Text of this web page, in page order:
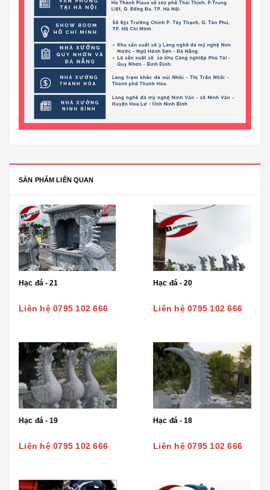
SẢN PHẨM LIÊN QUAN
Hạc đá - 21
Liên hệ 0795 102 666
Hạc đá - 20
Liên hệ 0795 102 666
Hạc đá - 19
Liên hệ 0795 102 666
Hạc đá - 18
Liên hệ 0795 102 666